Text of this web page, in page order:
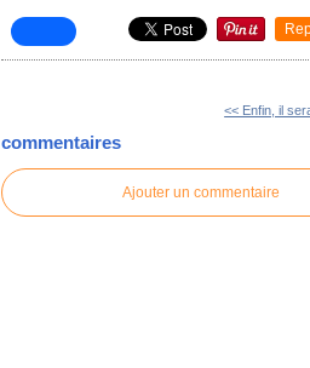
<< Enfin, il
commentaires
Ajouter un commentaire